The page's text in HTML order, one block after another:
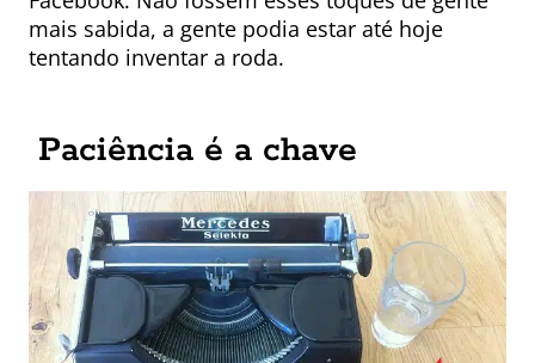
mais sabida, a gente podia estar até hoje
tentando inventar a roda.
Paciência é a chave